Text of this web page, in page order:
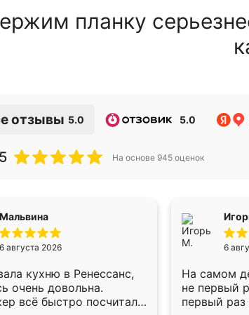
планку
отзывы 5.0 5.0
На основе 945 оценок
Мальвина
6 августа 2026
кухню в Ренессанс,
очень довольна.
всё быстро посчитала,
6
На самом
не первый
первый раз